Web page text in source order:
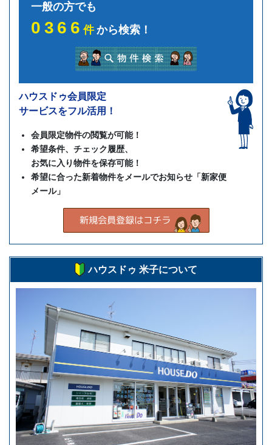
一般の方でも
0366件から検索！
ハウスドゥ会員限定
サービスをフル活用！
会員限定物件の閲覧が可能！
希望条件、チェック履歴、
お気に入り物件を保存可能！
希望に合った新着物件をメールでお知らせ「新家便
メール」
ハウスドゥ 米子について